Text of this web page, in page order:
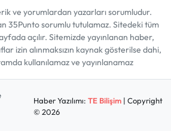
ve yorumlardan yazarları sorumludur.
35Punto sorumlu tutulamaz. Sitedeki tüm
açılır. Sitemizde yayınlanan haber,
izin alınmaksızın kaynak gösterilse dahi,
kullanılamaz ve yayınlanamaz
Haber Yazılımı: TE Bilişim| Copyright
© 2026